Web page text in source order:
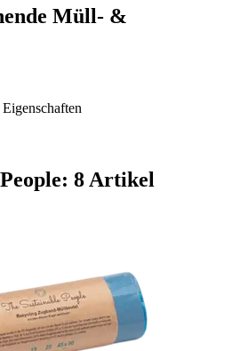
Müll- &
Eigenschaften
8 Artikel